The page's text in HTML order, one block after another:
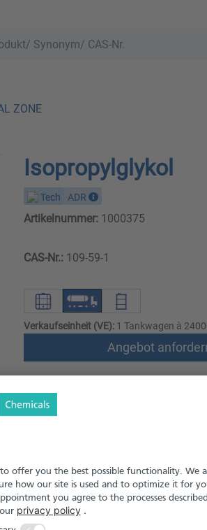
ZONE
Isopropylglykol
Tech ADR
Artikelnummer:1000375
CAS-Nr.:109-59-1
Verkaufseinheit (VE):1 Tankwagen à
Angebot
Versand nach Österreich und
Produkt in Pfand- und Einweg-